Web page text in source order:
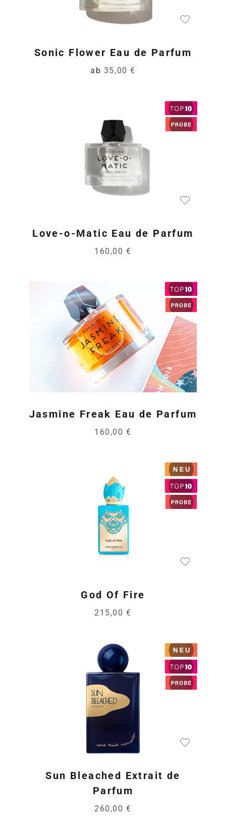
Sonic Flower Eau de Parfum
ab 35,00 €
Love-o-Matic Eau de Parfum
160,00 €
Jasmine Freak Eau de Parfum
160,00 €
God Of Fire
215,00 €
Sun Bleached Extrait de
Parfum
260,00 €